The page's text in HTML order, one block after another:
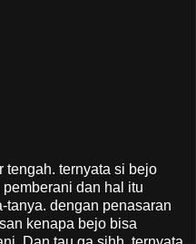
tengah. ternyata si bejo
dan hal itu
tanya. dengan penasaran
kenapa bejo bisa